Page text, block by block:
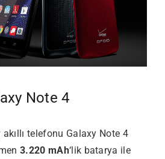
Note 4
telefonu Galaxy Note 4
3.220 mAh‘lik batarya ile